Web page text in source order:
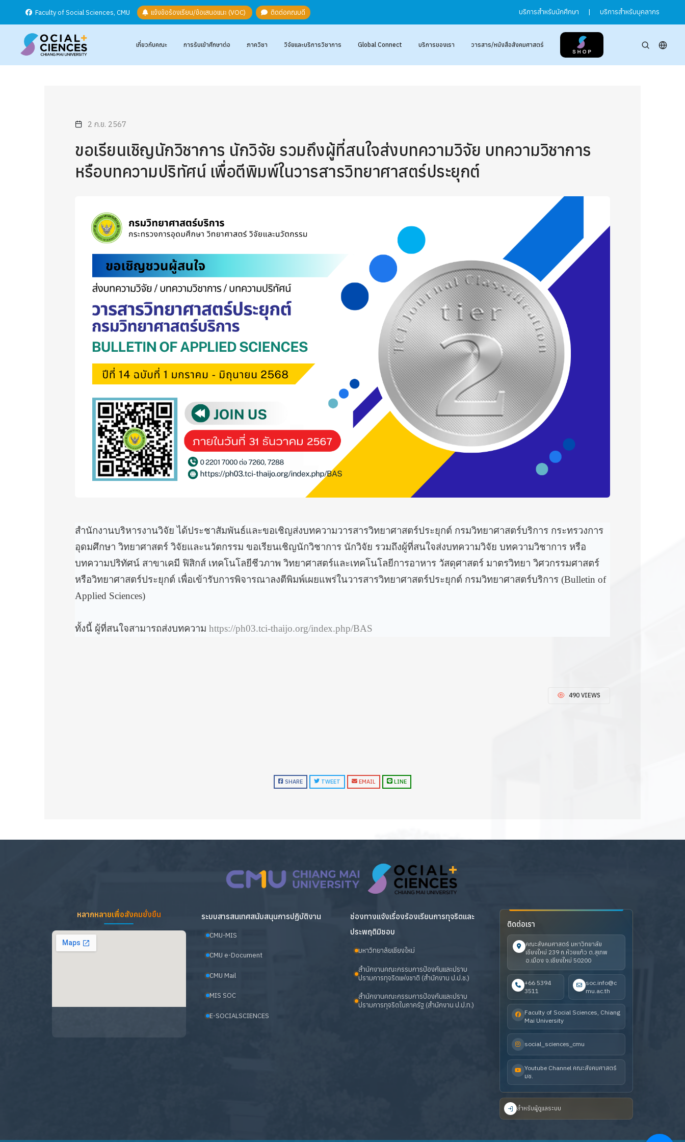
Faculty of Social Sciences, CMU แจ้งข้อร้องเรียน/ข้อเสนอแนะ (VOC) ติดต่อคณบดี บริการสำหรับนักศึกษา | บริการสำหรับบุคลากร
เกี่ยวกับคณะ การรับเข้าศึกษาต่อ ภาควิชา วิจัยและบริการวิชาการ Global Connect บริการของเรา วารสาร/หนังสือสังคมศาสตร์
2 ก.ย. 2567
ขอเรียนเชิญนักวิชาการ นักวิจัย รวมถึงผู้ที่สนใจส่งบทความวิจัย บทความวิชาการ
หรือบทความปริทัศน์ เพื่อตีพิมพ์ในวารสารวิทยาศาสตร์ประยุกต์
สำนักงานบริหารงานวิจัย ได้ประชาสัมพันธ์และขอเชิญส่งบทความวารสารวิทยาศาสตร์ประยุกต์ กรมวิทยาศาสตร์บริการ กระทรวงการ
อุดมศึกษา วิทยาศาสตร์ วิจัยและนวัตกรรม ขอเรียนเชิญนักวิชาการ นักวิจัย รวมถึงผู้ที่สนใจส่งบทความวิจัย บทความวิชาการ หรือ
บทความปริทัศน์ สาขาเคมี ฟิสิกส์ เทคโนโลยีชีวภาพ วิทยาศาสตร์และเทคโนโลยีการอาหาร วัสดุศาสตร์ มาตรวิทยา วิศวกรรมศาสตร์
หรือวิทยาศาสตร์ประยุกต์ เพื่อเข้ารับการพิจารณาลงตีพิมพ์เผยแพร่ในวารสารวิทยาศาสตร์ประยุกต์ กรมวิทยาศาสตร์บริการ (Bulletin of
Applied Sciences)
ทั้งนี้ ผู้ที่สนใจสามารถส่งบทความ https://ph03.tci-thaijo.org/index.php/BAS
490 VIEWS
SHARE TWEET EMAIL LINE
หลากหลายเพื่อสังคมยั่งยืน ระบบสารสนเทศสนับสนุนการปฏิบัติงาน
CMU-MIS
CMU e-Document
CMU Mail
MIS SOC
E-SOCIALSCIENCES
ช่องทางแจ้งเรื่องร้องเรียนการทุจริตและ
ประพฤติมิชอบ
มหาวิทยาลัยเชียงใหม่
สำนักงานคณะกรรมการป้องกันและปราบ
ปรามการทุจริตแห่งชาติ (สำนักงาน ป.ป.ช.)
สำนักงานคณะกรรมการป้องกันและปราบ
ปรามการทุจริตในภาครัฐ (สำนักงาน ป.ป.ท.)
ติดต่อเรา
คณะสังคมศาสตร์ มหาวิทยาลัย
เชียงใหม่ 239 ถ.ห้วยแก้ว ต.สุเทพ
อ.เมือง จ.เชียงใหม่ 50200
+66 5394
3511
soc.info@c
mu.ac.th
Faculty of Social Sciences, Chiang
Mai University
social_sciences_cmu
Youtube Channel คณะสังคมศาสตร์
มช.
สำหรับผู้ดูแลระบบ